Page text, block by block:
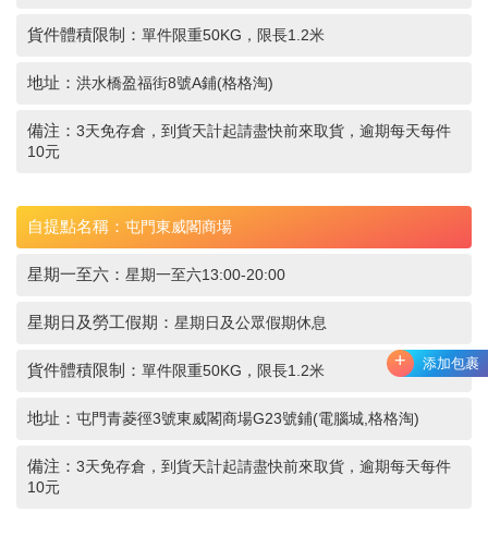
添加包裹
+
貨件體積限制： 單件限重50KG，限長1.2米
地址： 洪水橋盈福街8號A鋪(格格淘)
備注： 3天免存倉，到貨天計起請盡快前來取貨，逾期每天每件
10元
自提點名稱： 屯門東威閣商場
星期一至六： 星期一至六13:00-20:00
星期日及勞工假期： 星期日及公眾假期休息
貨件體積限制： 單件限重50KG，限長1.2米
地址： 屯門青菱徑3號東威閣商場G23號鋪(電腦城,格格淘)
備注： 3天免存倉，到貨天計起請盡快前來取貨，逾期每天每件
10元